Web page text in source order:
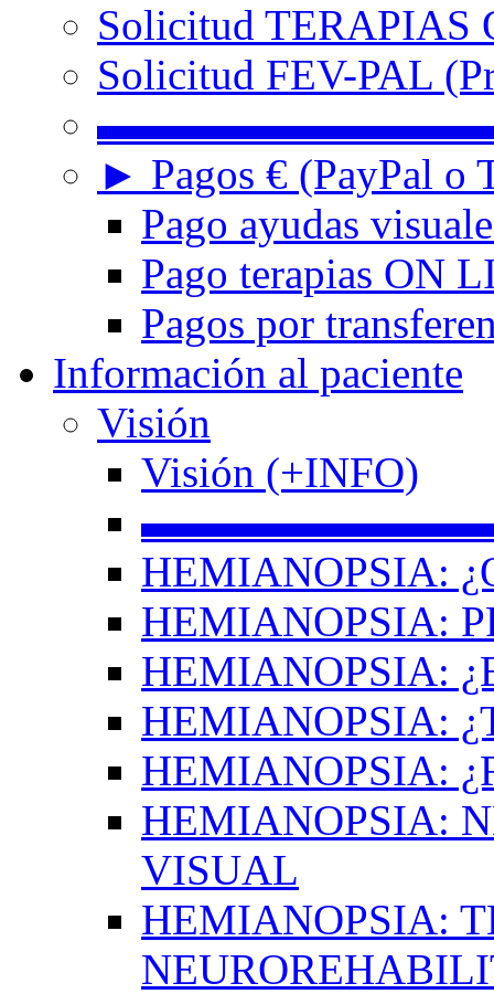
Solicitud TERAPIAS
Solicitud FEV-PAL
► Pagos € (PayPal o
Pago ayudas
Pago terapias ON
Pagos por
Información al paciente
Visión
Visión (+INFO)
HEMIANOPSIA:
HEMIANOPSIA:
HEMIANOPSIA:
HEMIANOPSIA:
HEMIANOPSIA:
HEMIANOPSIA:
VISUAL
HEMIANOPSIA: